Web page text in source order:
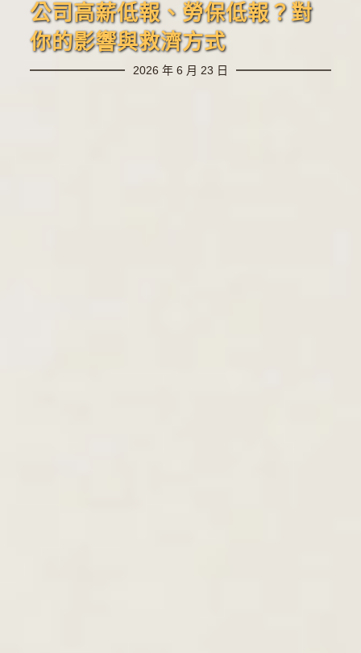
公司高薪低報、勞保低報？對
你的影響與救濟方式
2026 年 6 月 23 日